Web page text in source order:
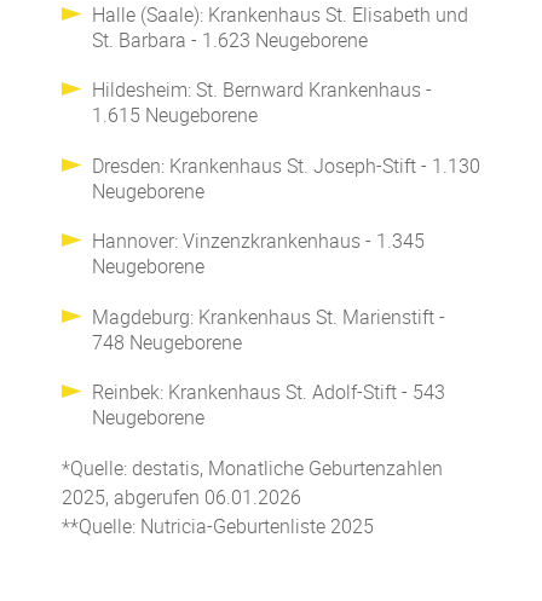
Halle (Saale): Krankenhaus St. Elisabeth und
St. Barbara - 1.623 Neugeborene
Hildesheim: St. Bernward Krankenhaus -
1.615 Neugeborene
Dresden: Krankenhaus St. Joseph-Stift - 1.130
Neugeborene
Hannover: Vinzenzkrankenhaus - 1.345
Neugeborene
Magdeburg: Krankenhaus St. Marienstift -
748 Neugeborene
Reinbek: Krankenhaus St. Adolf-Stift - 543
Neugeborene
*Quelle: destatis, Monatliche Geburtenzahlen
2025, abgerufen 06.01.2026
**Quelle: Nutricia-Geburtenliste 2025